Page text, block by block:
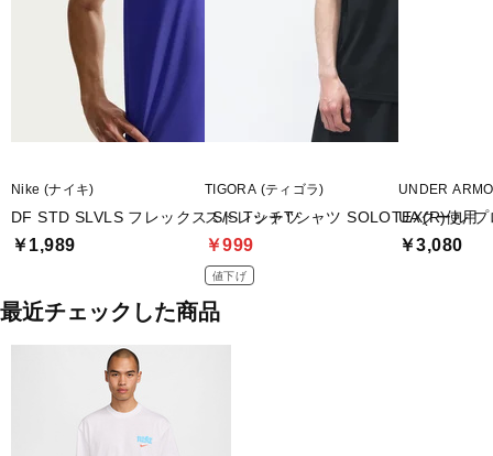
Nike (ナイキ)
DF STD SLVLS フレックス S/S Tシャツ
￥1,989
TIGORA (ティゴラ)
ストレッチTシャツ SOLOTEX(R)使用
￥999
値下げ
UNDER
UAクール
￥3,080
最近チェックした商品